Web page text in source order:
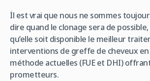
İl est vrai que nous ne sommes
dire quand le clonage sera de possible,
qu’elle soit disponible le meilleur
interventions de greffe de cheveux
méthode actuelles (FUE et DHI)
prometteurs.